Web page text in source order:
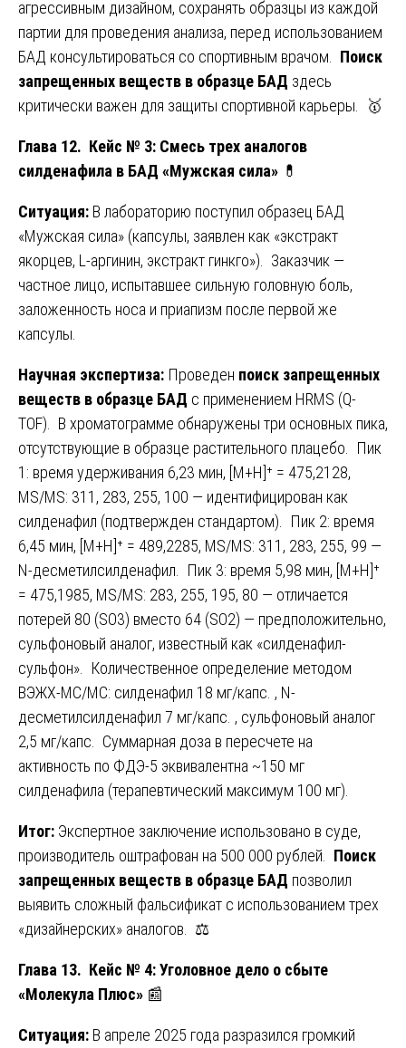
агрессивным дизайном, сохранять образцы из каждой
партии для проведения анализа, перед использованием
БАД консультироваться со спортивным врачом. Поиск
запрещенных веществ в образце БАД здесь
критически важен для защиты спортивной карьеры. 🥇
Глава 12. Кейс № 3: Смесь трех аналогов
силденафила в БАД «Мужская сила» 💊
Ситуация: В лабораторию поступил образец БАД
«Мужская сила» (капсулы, заявлен как «экстракт
якорцев, L-аргинин, экстракт гинкго»). Заказчик —
частное лицо, испытавшее сильную головную боль,
заложенность носа и приапизм после первой же
капсулы.
Научная экспертиза: Проведен поиск запрещенных
веществ в образце БАД с применением HRMS (Q-
TOF). В хроматограмме обнаружены три основных пика,
отсутствующие в образце растительного плацебо. Пик
1: время удерживания 6,23 мин, [M+H]⁺ = 475,2128,
MS/MS: 311, 283, 255, 100 — идентифицирован как
силденафил (подтвержден стандартом). Пик 2: время
6,45 мин, [M+H]⁺ = 489,2285, MS/MS: 311, 283, 255, 99 —
N-десметилсилденафил. Пик 3: время 5,98 мин, [M+H]⁺
= 475,1985, MS/MS: 283, 255, 195, 80 — отличается
потерей 80 (SO3) вместо 64 (SO2) — предположительно,
сульфоновый аналог, известный как «силденафил-
сульфон». Количественное определение методом
ВЭЖХ-МС/МС: силденафил 18 мг/капс. , N-
десметилсилденафил 7 мг/капс. , сульфоновый аналог
2,5 мг/капс. Суммарная доза в пересчете на
активность по ФДЭ-5 эквивалентна ~150 мг
силденафила (терапевтический максимум 100 мг).
Итог: Экспертное заключение использовано в суде,
производитель оштрафован на 500 000 рублей. Поиск
запрещенных веществ в образце БАД позволил
выявить сложный фальсификат с использованием трех
«дизайнерских» аналогов. ⚖️
Глава 13. Кейс № 4: Уголовное дело о сбыте
«Молекула Плюс» 📰
Ситуация: В апреле 2025 года разразился громкий